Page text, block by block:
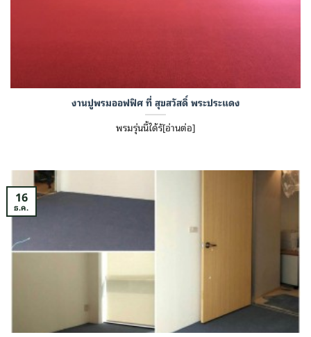
งานปูพรมออฟฟิศ ที่ สุขสวัสดิ์ พระประแดง
พรมรุ่นนี้ได้รั[อ่านต่อ]
16
ธ.ค.